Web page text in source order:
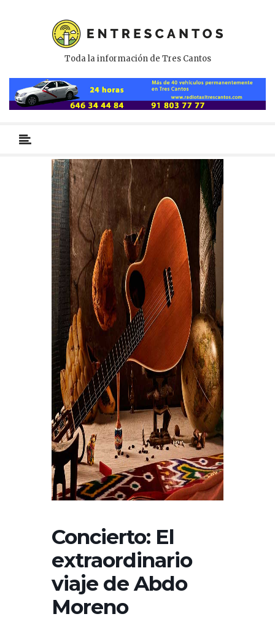
Toda la información de Tres Cantos
primario
Concierto: El
extraordinario
viaje de Abdo
Moreno